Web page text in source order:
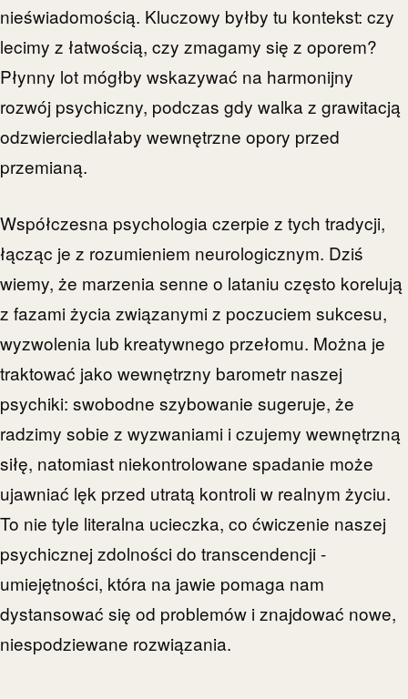
nieświadomością. Kluczowy byłby tu kontekst: czy
lecimy z łatwością, czy zmagamy się z oporem?
Płynny lot mógłby wskazywać na harmonijny
rozwój psychiczny, podczas gdy walka z grawitacją
odzwierciedlałaby wewnętrzne opory przed
przemianą.
Współczesna psychologia czerpie z tych tradycji,
łącząc je z rozumieniem neurologicznym. Dziś
wiemy, że marzenia senne o lataniu często korelują
z fazami życia związanymi z poczuciem sukcesu,
wyzwolenia lub kreatywnego przełomu. Można je
traktować jako wewnętrzny barometr naszej
psychiki: swobodne szybowanie sugeruje, że
radzimy sobie z wyzwaniami i czujemy wewnętrzną
siłę, natomiast niekontrolowane spadanie może
ujawniać lęk przed utratą kontroli w realnym życiu.
To nie tyle literalna ucieczka, co ćwiczenie naszej
psychicznej zdolności do transcendencji -
umiejętności, która na jawie pomaga nam
dystansować się od problemów i znajdować nowe,
niespodziewane rozwiązania.